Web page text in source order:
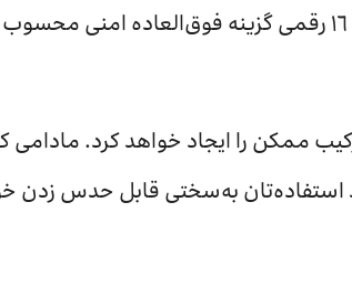
ترکیب مختلف را در اختیار خواهید داشت. البته با وجود آن که یک کد ١٦ رقمی گزینه فوق‌العاده امنی محسوب
رمزهای عبور چهار رقمی استفاده می‌کنند که ١٠ هزار ترکیب ممکن را ایجاد خواهد کرد.
نکرده باشید، کد مورد استفاده‌تان به‌سختی قابل حدس